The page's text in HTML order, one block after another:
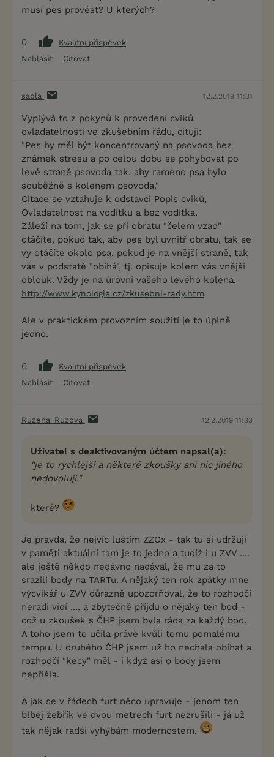
musí pes provést? U kterých?
0
Kvalitní příspěvek
Nahlásit
Citovat
saola 12.2.2019 11:31
Vyplývá to z pokynů k provedení cviků
ovladatelnosti ve zkušebním řádu, cituji:
"Pes by měl být koncentrovaný na psovoda bez
známek stresu a po celou dobu se pohybovat po
levé straně psovoda tak, aby rameno psa bylo
souběžně s kolenem psovoda."
Citace se vztahuje k odstavci Popis cviků,
Ovladatelnost na vodítku a bez vodítka.
Záleží na tom, jak se při obratu "čelem vzad"
otáčíte, pokud tak, aby pes byl uvnitř obratu, tak se
vy otáčíte okolo psa, pokud je na vnější straně, tak
vás v podstatě "obíhá", tj. opisuje kolem vás vnější
oblouk. Vždy je na úrovni vašeho levého kolena.
http://www.kynologie.cz/zkusebni-rady.htm
Ale v praktickém provozním soužití je to úplně
jedno.
0
Kvalitní příspěvek
Nahlásit
Citovat
Ruzena_Ruzova 12.2.2019 11:33
Uživatel s deaktivovaným účtem napsal(a):
"je to rychlejší a některé zkoušky ani nic jiného
nedovolují."
které?
Je pravda, že nejvíc luštím ZZOx - tak tu si udržuji
v paměti aktuální tam je to jedno a tudíž i u ZVV ....
ale ještě někdo nedávno nadával, že mu za to
srazili body na TARTu. A nějaký ten rok zpátky mne
výcvikář u ZVV důrazně upozorňoval, že to rozhodčí
neradi vidí .... a zbytečně příjdu o nějaký ten bod -
což u zkoušek s ČHP jsem byla ráda za každý bod.
A toho jsem to učila právě kvůli tomu pomalému
tempu. U druhého ČHP jsem už ho nechala obíhat a
rozhodčí "kecy" měl - i když asi o body jsem
nepřišla.
A jak se v řádech furt něco upravuje - jenom ten
blbej žebřík ve dvou metrech furt nezrušili - já už
tak nějak radši vyhýbám modernostem.